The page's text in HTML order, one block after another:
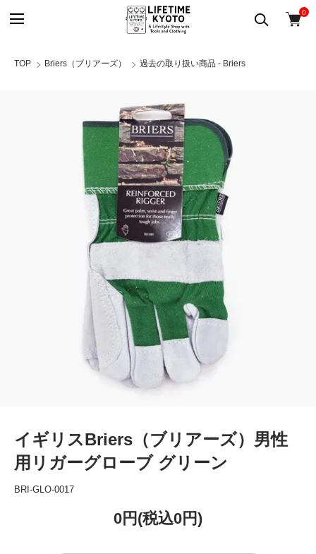
0
TOP Briers（ブリアーズ） 過去の取り扱い商品 - Briers
イギリスBriers（ブリアーズ）男性
用リガーグローブ グリーン
BRI-GLO-0017
0円(税込0円)